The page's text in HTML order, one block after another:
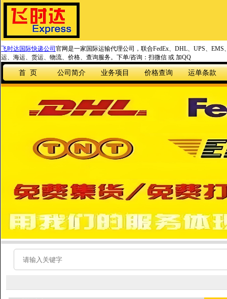
飞时达国际快递公司 官网是一家国际运输代理公司，联合FedEx、DHL、UPS、
运、海运、货运、物流、价格、查询服务。下单/咨询：扫微信 或 加QQ
首 页 公司简介 业务项目 价格查询 运单条款